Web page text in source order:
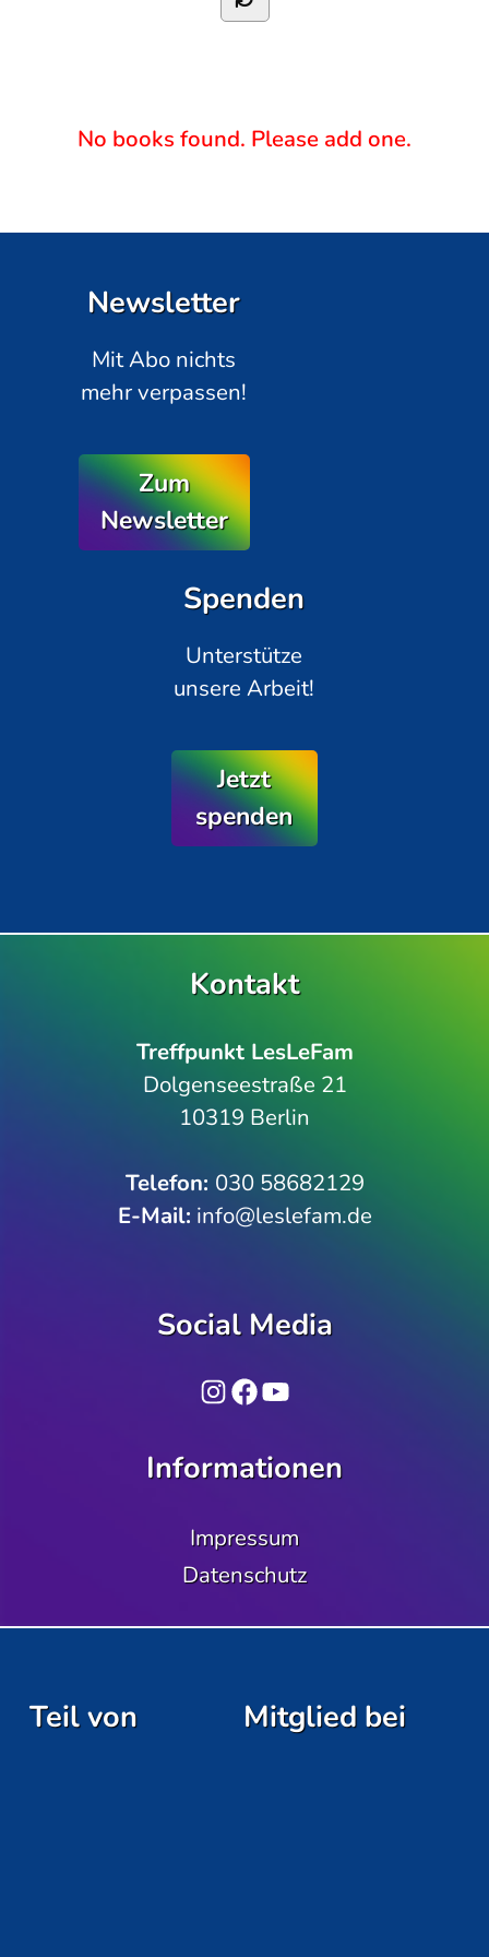
No books found. Please add one.
Newsletter
Mit Abo nichts
mehr verpassen!
Zum
Newsletter
Spenden
Unterstütze
unsere Arbeit!
Jetzt
spenden
Kontakt
Treffpunkt LesLeFam
Dolgenseestraße 21
10319 Berlin
Telefon­: 030 58682129
E-Mail: info@leslefam.de
Social Media
Instagram
Facebook
YouTube
Informationen
Impressum
Datenschutz
Teil von Mitglied bei